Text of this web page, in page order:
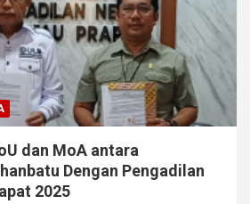
dan MoA antara
Dengan Pengadilan
2025